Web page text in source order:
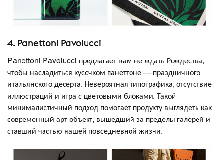
4. Panettoni Pavolucci
Panettoni Pavolucci предлагает нам не ждать Рождества,
чтобы насладиться кусочком панеттоне — праздничного
итальянского десерта. Невероятная типографика, отсутствие
иллюстраций и игра с цветовыми блоками. Такой
минималистичный подход помогает продукту выглядеть как
современный арт-объект, вышедший за пределы галерей и
ставший частью нашей повседневной жизни.